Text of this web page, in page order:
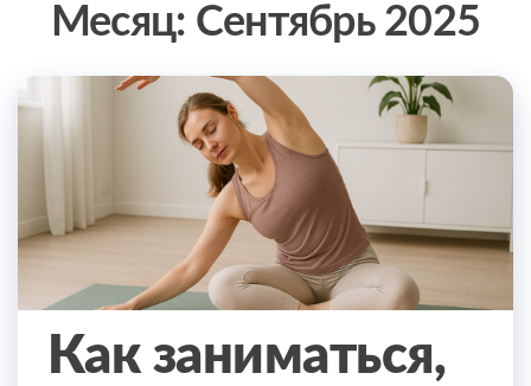
Месяц: Сентябрь 2025
Как заниматься,